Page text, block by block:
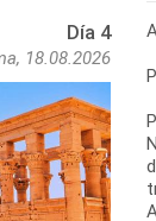
Día 4
18.08.2026